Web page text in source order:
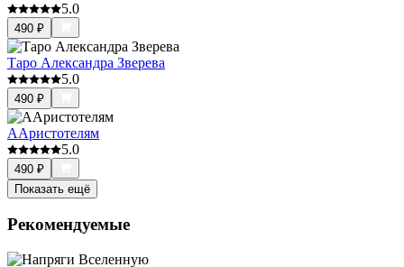
5.0
490 ₽
Таро Александра Зверева
5.0
490 ₽
ААристотелям
5.0
490 ₽
Показать ещё
Рекомендуемые